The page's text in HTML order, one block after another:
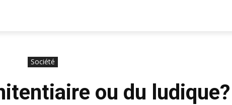
Société
ou du ludique?